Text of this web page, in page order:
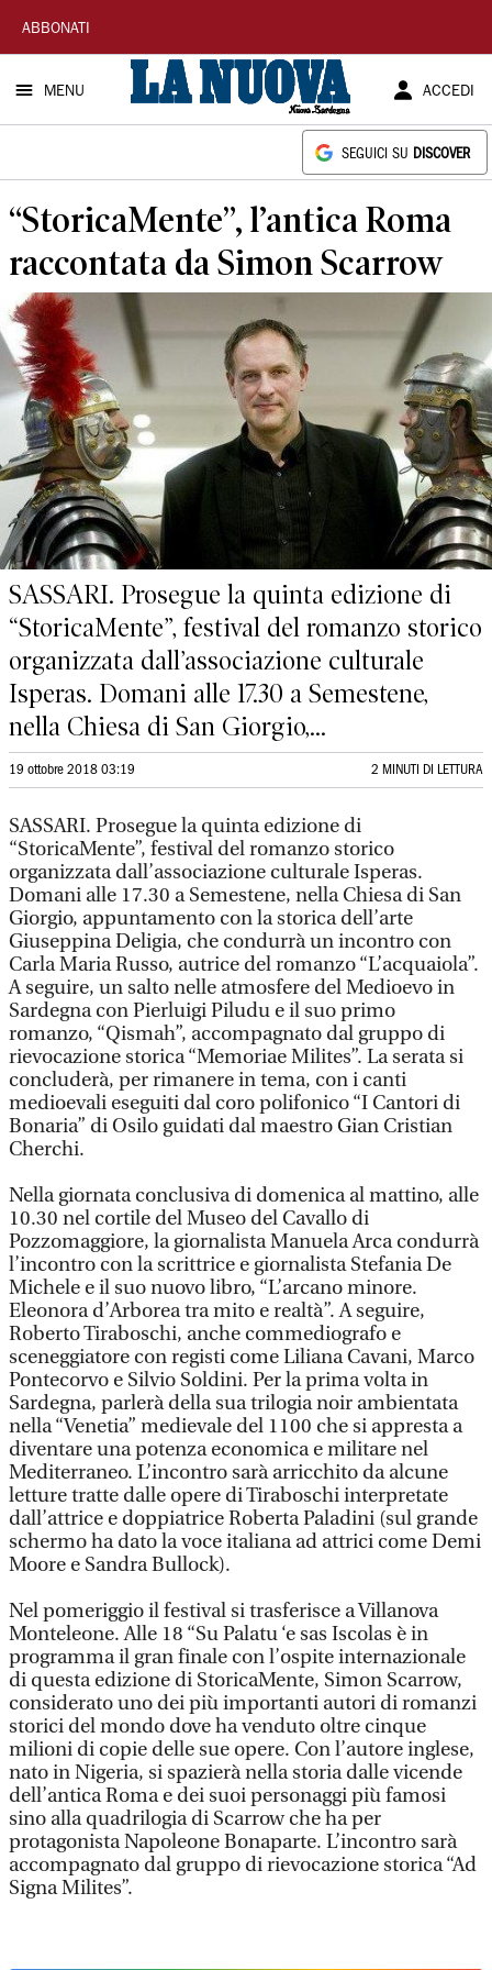
La
Nuova
Sardegna
ABBONATI
MENU ACCEDI
SEGUICI SU DISCOVER
“StoricaMente”, l’antica Roma
raccontata da Simon Scarrow
SASSARI. Prosegue la quinta edizione di
“StoricaMente”, festival del romanzo storico
organizzata dall’associazione culturale
Isperas. Domani alle 17.30 a Semestene,
nella Chiesa di San Giorgio,...
19 ottobre 2018 03:19 2 MINUTI DI LETTURA
SASSARI. Prosegue la quinta edizione di
“StoricaMente”, festival del romanzo storico
organizzata dall’associazione culturale Isperas.
Domani alle 17.30 a Semestene, nella Chiesa di San
Giorgio, appuntamento con la storica dell’arte
Giuseppina Deligia, che condurrà un incontro con
Carla Maria Russo, autrice del romanzo “L’acquaiola”.
A seguire, un salto nelle atmosfere del Medioevo in
Sardegna con Pierluigi Piludu e il suo primo
romanzo, “Qismah”, accompagnato dal gruppo di
rievocazione storica “Memoriae Milites”. La serata si
concluderà, per rimanere in tema, con i canti
medioevali eseguiti dal coro polifonico “I Cantori di
Bonaria” di Osilo guidati dal maestro Gian Cristian
Cherchi.
Nella giornata conclusiva di domenica al mattino, alle
10.30 nel cortile del Museo del Cavallo di
Pozzomaggiore, la giornalista Manuela Arca condurrà
l’incontro con la scrittrice e giornalista Stefania De
Michele e il suo nuovo libro, “L’arcano minore.
Eleonora d’Arborea tra mito e realtà”. A seguire,
Roberto Tiraboschi, anche commediografo e
sceneggiatore con registi come Liliana Cavani, Marco
Pontecorvo e Silvio Soldini. Per la prima volta in
Sardegna, parlerà della sua trilogia noir ambientata
nella “Venetia” medievale del 1100 che si appresta a
diventare una potenza economica e militare nel
Mediterraneo. L’incontro sarà arricchito da alcune
letture tratte dalle opere di Tiraboschi interpretate
dall’attrice e doppiatrice Roberta Paladini (sul grande
schermo ha dato la voce italiana ad attrici come Demi
Moore e Sandra Bullock).
Nel pomeriggio il festival si trasferisce a Villanova
Monteleone. Alle 18 “Su Palatu ‘e sas Iscolas è in
programma il gran finale con l’ospite internazionale
di questa edizione di StoricaMente, Simon Scarrow,
considerato uno dei più importanti autori di romanzi
storici del mondo dove ha venduto oltre cinque
milioni di copie delle sue opere. Con l’autore inglese,
nato in Nigeria, si spazierà nella storia dalle vicende
dell’antica Roma e dei suoi personaggi più famosi
sino alla quadrilogia di Scarrow che ha per
protagonista Napoleone Bonaparte. L’incontro sarà
accompagnato dal gruppo di rievocazione storica “Ad
Signa Milites”.